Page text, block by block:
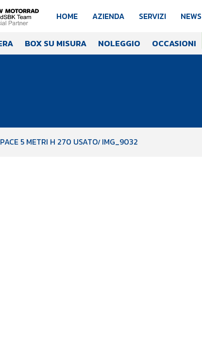
HOME AZIENDA SERVIZI NEWS
BOX SU MISURA NOLEGGIO OCCASIONI
5 METRI H 270 USATO IMG_9032